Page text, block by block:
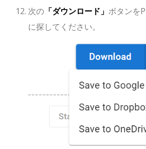
次の 「ダウンロード」 ボタンを
に探してください。